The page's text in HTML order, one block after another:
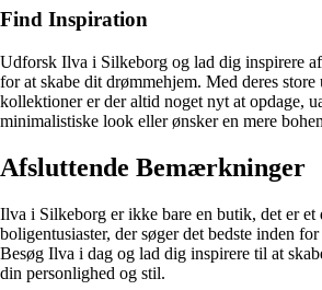
Find Inspiration
Udforsk Ilva i Silkeborg og lad dig inspirere
for at skabe dit drømmehjem. Med deres
kollektioner er der altid noget nyt at opdage,
minimalistiske look eller ønsker en mere
Afsluttende Bemærkninger
Ilva i Silkeborg er ikke bare en butik, det er et
boligentusiaster, der søger det bedste inden
Besøg Ilva i dag og lad dig inspirere til at
din personlighed og stil.